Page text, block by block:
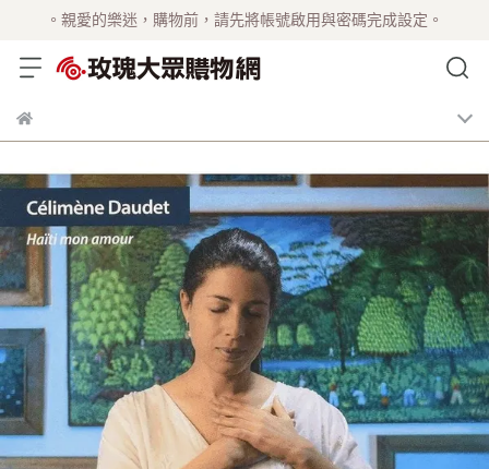
。親愛的樂迷，購物前，請先將帳號啟用與密碼完成設定。